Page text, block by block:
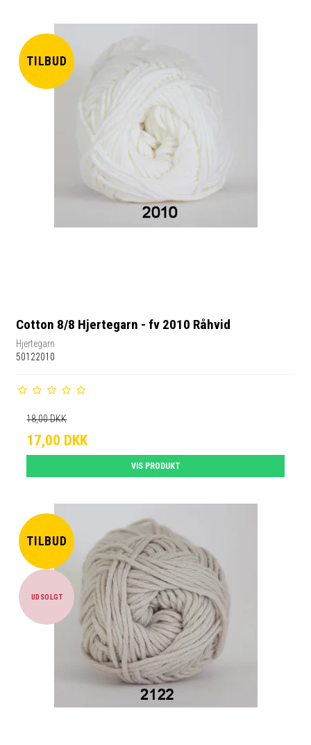
TILBUD
Cotton 8/8 Hjertegarn - fv 2010 Råhvid
Hjertegarn
50122010
18,00 DKK
17,00 DKK
VIS PRODUKT
TILBUD
UDSOLGT